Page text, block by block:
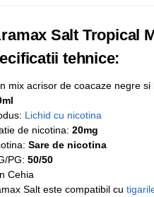
Salt Tropical
tehnice:
mix acrisor de coacaze negre si
Lichid cu nicotina
de nicotina: 20mg
Sare de nicotina
PG: 50/50
Cehia
Salt este compatibil cu